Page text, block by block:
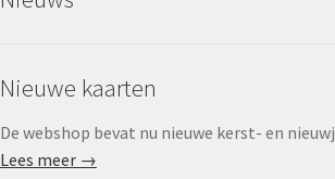
Nieuwe kaarten
De webshop bevat nu nieuwe kerst- en
Lees meer →